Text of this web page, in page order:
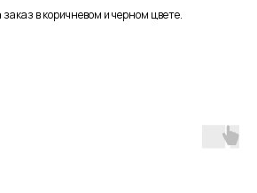
в коричневом и черном цвете.